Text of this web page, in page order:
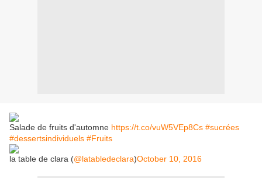
Salade de fruits d'automne https://t.co/vuW5VEp8Cs #sucrées
#dessertsindividuels #Fruits
la table de clara (@latabledeclara)October 10, 2016